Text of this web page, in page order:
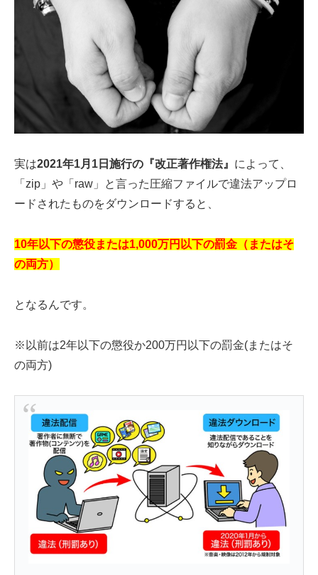
実は2021年1月1日施行の『改正著作権法』 によって、
「zip」や「raw」と言った圧縮ファイルで違法アップロ
ードされたものをダウンロードすると、
10年以下の懲役または1,000万円以下の罰金（またはそ
の両方）
となるんです。
※以前は2年以下の懲役か200万円以下の罰金(またはそ
の両方)